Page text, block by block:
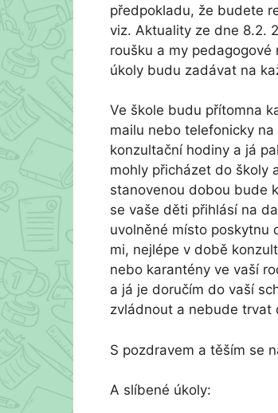
předpokladu, že budete
viz. Aktuality ze dne 8.2.
roušku a my
úkoly budu zadávat na
Ve škole budu přítomna
mailu nebo telefonicky
konzultační hodiny a já
mohly přicházet do školy
stanovenou dobou bude
se vaše děti přihlásí na
uvolněné místo poskytnu
mi, nejlépe v době
nebo karantény ve vaší
a já je doručím do vaší
zvládnout a nebude trvat
S pozdravem a těším se
A slíbené úkoly: